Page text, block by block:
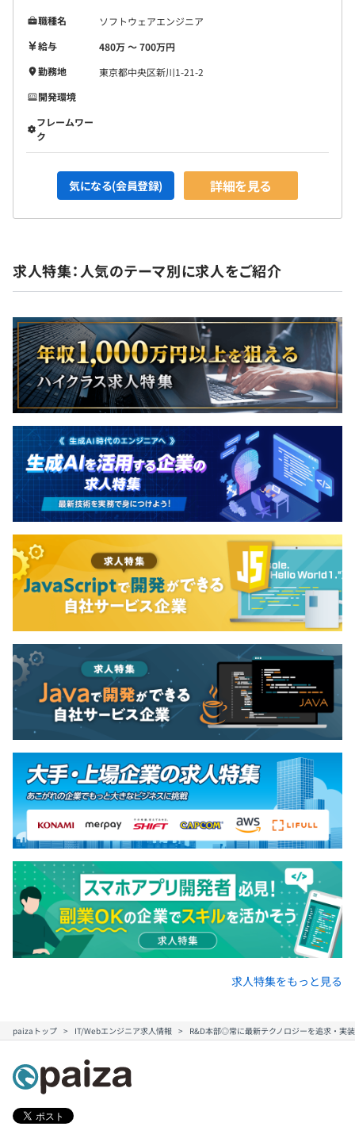
ためのインプットと技術コンテンツを提供します。
・単体テストを実施し、問題を追跡し、変更を実装して、
テスト計画と機能／非機能要件が遵守されていることを確
・ソフトウェア メカニズムを分析、設計、実装して、コ
ードの安定性、パフォーマンス、再利用性を向上させま
す。コードレビューセッションに参加し、主導します。
・適切なデバッグ／トラブルシューティングのテクニック
を適用して、ソフトウェアで見つかった欠陥を理解して解
成します。
・ソフトウェアを作成しながらテスト駆動開発を開発／改
善します。
・チームが使用するテスト方法論、プロセス、手順、標
準、ツールを学習して適用し、必要に応じて適用します。
・スクラムを使用したアジャイル開発原則の実践
・ソフトウェアを作成しながらテスト駆動開発を開発／改
善します。
・開発で使用されるアジャイルツールを使用し、改善しよ
うとします。
グローバルで職種ごとに決められた評価体制があります。
職種名
ソフトウェアエンジニア
給与
480万 〜 700万円
勤務地
東京都中央区新川1-21-2
開発環境
フレームワー
ク
気になる(会員登録) 詳細を見る
求人特集：人気のテーマ別に求人をご紹介
求人特集をもっと見る
paizaトップ IT/Webエンジニア求人情報 R&D本部◎常に最新テクノロジーを追求・実